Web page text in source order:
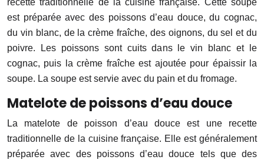
recette traditionnelle de la cuisine française. Cette soupe
est préparée avec des poissons d’eau douce, du cognac,
du vin blanc, de la crème fraîche, des oignons, du sel et du
poivre. Les poissons sont cuits dans le vin blanc et le
cognac, puis la crème fraîche est ajoutée pour épaissir la
soupe. La soupe est servie avec du pain et du fromage.
Matelote de poissons d’eau douce
La matelote de poisson d’eau douce est une recette
traditionnelle de la cuisine française. Elle est généralement
préparée avec des poissons d’eau douce tels que des